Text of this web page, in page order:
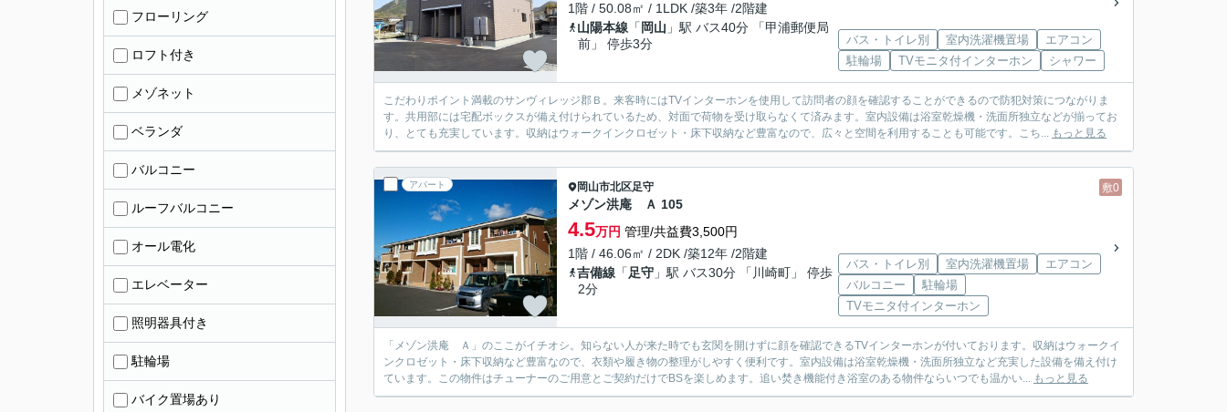
1階 / 50.08㎡ / 1LDK /築3年 /2階建
山陽本線 「 岡山 」駅 バス40分 「甲浦郵便局
前」 停歩3分
バス・トイレ別 室内洗濯機置場
エアコン
駐輪場
TVモニタ付インターホン シャワー
こだわりポイント満載のサンヴィレッジ郡Ｂ。来客時にはTVインターホンを使用して訪問者の顔を確認することができるので防犯対策につながりま
す。共用部には宅配ボックスが備え付けられているため、対面で荷物を受け取らなくて済みます。室内設備は浴室乾燥機・洗面所独立などが揃ってお
り、とても充実しています。収納はウォークインクロゼット・床下収納など豊富なので、広々と空間を利用することも可能です。こち... もっと見る
アパート 敷0
岡山市北区足守
メゾン洪庵 Ａ 105
4.5万円 管理/共益費3,500円
1階 / 46.06㎡ / 2DK /築12年 /2階建
吉備線 「 足守 」駅 バス30分 「川崎町」 停歩
2分
バス・トイレ別 室内洗濯機置場
エアコン
バルコニー
駐輪場
TVモニタ付インターホン
「メゾン洪庵 Ａ」のここがイチオシ。知らない人が来た時でも玄関を開けずに顔を確認できるTVインターホンが付いております。収納はウォークイ
ンクロゼット・床下収納など豊富なので、衣類や履き物の整理がしやすく便利です。室内設備は浴室乾燥機・洗面所独立など充実した設備を備え付け
ています。この物件はチューナーのご用意とご契約だけでBSを楽しめます。追い焚き機能付き浴室のある物件ならいつでも温かい... もっと見る
フローリング
ロフト付き
メゾネット
ベランダ
バルコニー
ルーフバルコニー
オール電化
エレベーター
照明器具付き
駐輪場
バイク置場あり